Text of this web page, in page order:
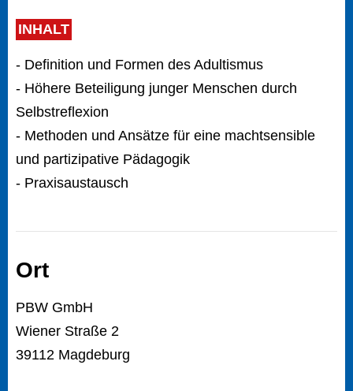
INHALT
- Definition und Formen des Adultismus
- Höhere Beteiligung junger Menschen durch
Selbstreflexion
- Methoden und Ansätze für eine machtsensible
und partizipative Pädagogik
- Praxisaustausch
Ort
PBW GmbH
Wiener Straße 2
39112 Magdeburg